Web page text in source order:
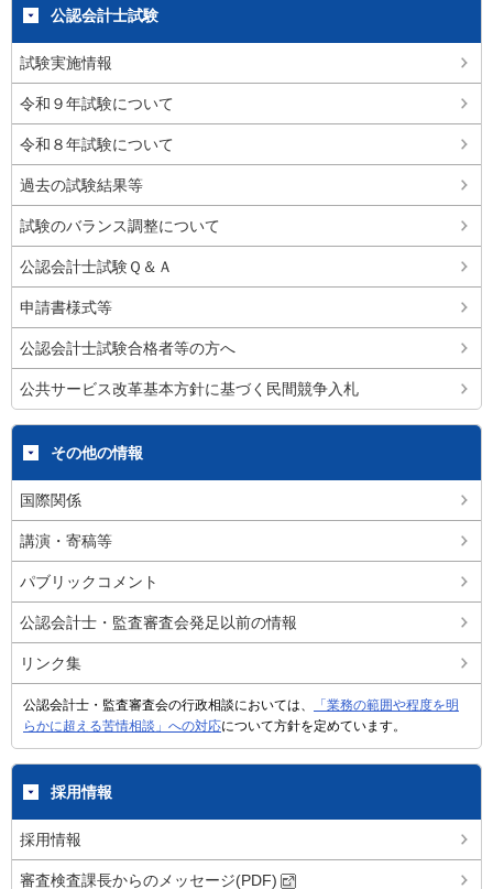
公認会計士試験
試験実施情報
令和９年試験について
令和８年試験について
過去の試験結果等
試験のバランス調整について
公認会計士試験Ｑ＆Ａ
申請書様式等
公認会計士試験合格者等の方へ
公共サービス改革基本方針に基づく民間競争入札
その他の情報
国際関係
講演・寄稿等
パブリックコメント
公認会計士・監査審査会発足以前の情報
リンク集
公認会計士・監査審査会の行政相談においては、
「業務の範囲や程度を明
らかに超える苦情相談」への対応について方針を定めています。
採用情報
採用情報
審査検査課長からのメッセージ(PDF)